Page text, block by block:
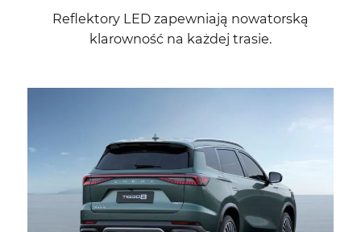
Reflektory LED zapewniają nowatorską
klarowność na każdej trasie.